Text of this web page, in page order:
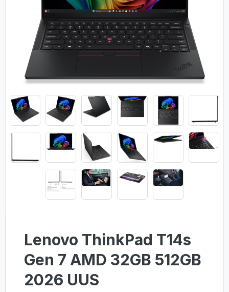
Lenovo ThinkPad T14s
Gen 7 AMD 32GB 512GB
2026 UUS